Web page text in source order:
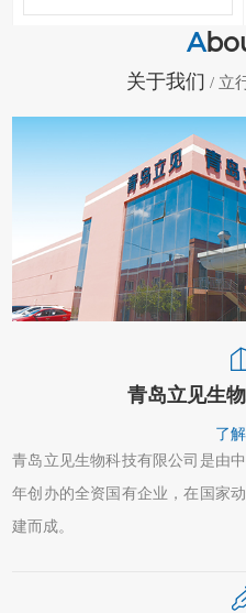
A
关于我们 / 立
青岛立见生
了
青岛立见生物科技有限公司是由
年创办的全资国有企业，在国家
建而成。